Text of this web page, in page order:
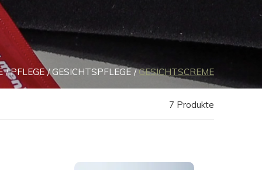
PFLEGE GESICHTSPFLEGE GESICHTSCREME
7 Produkte